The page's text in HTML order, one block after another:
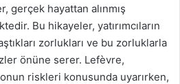
gerçek hayattan alınmış
Bu hikayeler, yatırımcıların
zorlukları ve bu zorluklarla
önüne serer. Lefèvre,
riskleri konusunda uyarırken,